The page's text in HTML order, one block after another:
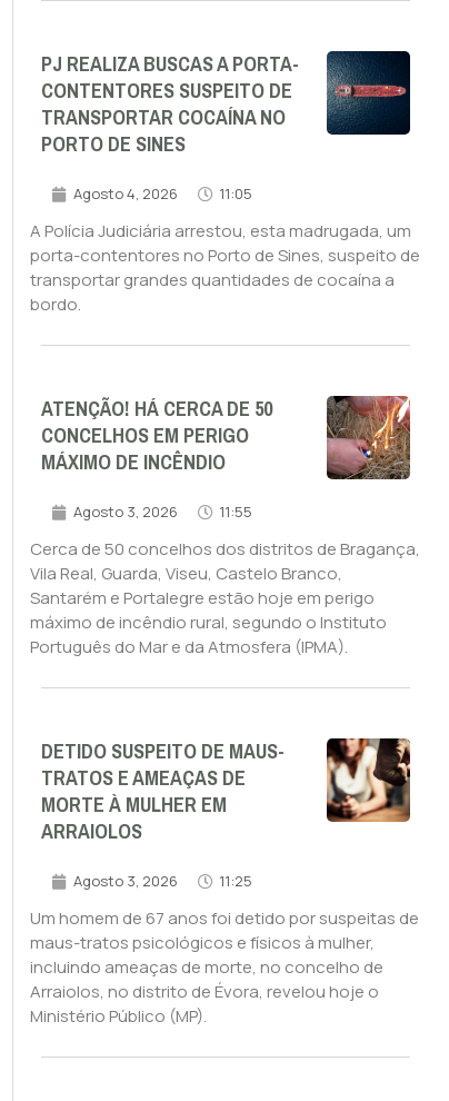
PJ REALIZA BUSCAS A PORTA-
CONTENTORES SUSPEITO DE
TRANSPORTAR COCAÍNA NO
PORTO DE SINES
Agosto 4, 2026 11:05
A Polícia Judiciária arrestou, esta madrugada, um
porta-contentores no Porto de Sines, suspeito de
transportar grandes quantidades de cocaína a
bordo.
ATENÇÃO! HÁ CERCA DE 50
CONCELHOS EM PERIGO
MÁXIMO DE INCÊNDIO
Agosto 3, 2026 11:55
Cerca de 50 concelhos dos distritos de Bragança,
Vila Real, Guarda, Viseu, Castelo Branco,
Santarém e Portalegre estão hoje em perigo
máximo de incêndio rural, segundo o Instituto
Português do Mar e da Atmosfera (IPMA).
DETIDO SUSPEITO DE MAUS-
TRATOS E AMEAÇAS DE
MORTE À MULHER EM
ARRAIOLOS
Agosto 3, 2026 11:25
Um homem de 67 anos foi detido por suspeitas de
maus-tratos psicológicos e físicos à mulher,
incluindo ameaças de morte, no concelho de
Arraiolos, no distrito de Évora, revelou hoje o
Ministério Público (MP).